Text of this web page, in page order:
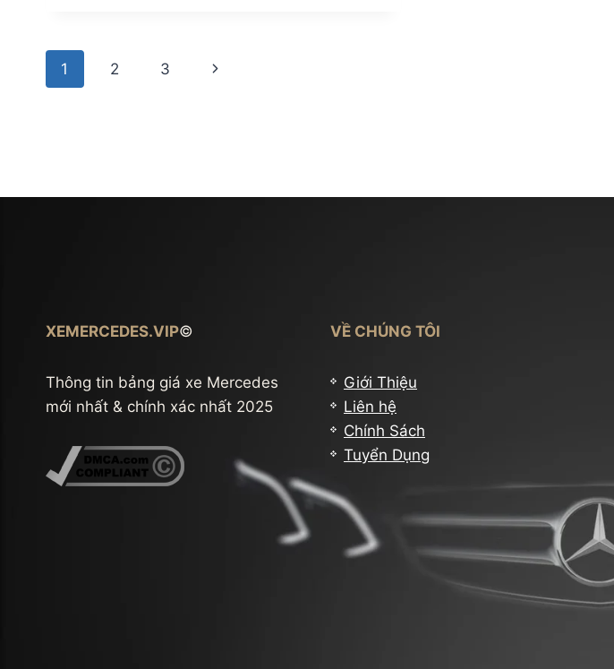
Page
1 2 3
Next
XEMERCEDES.VIP©
Thông tin bảng giá xe Mercedes
mới nhất & chính xác nhất 2025
VỀ CHÚNG TÔI
Giới Thiệu
Liên hệ
Chính Sách
Tuyển Dụng